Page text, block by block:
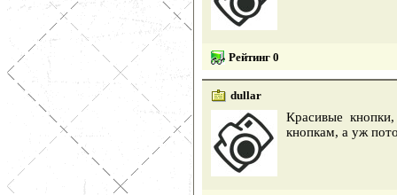
Рейтинг 0
dullar
Красивые
кнопкам, а уж